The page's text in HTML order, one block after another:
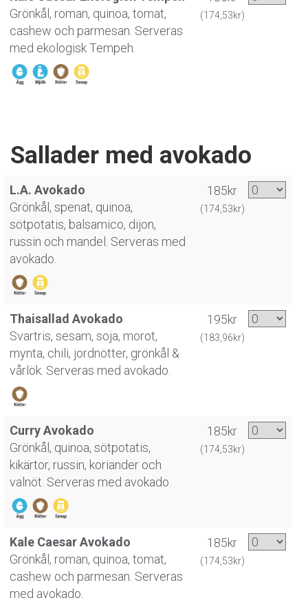
Grönkål, roman, quinoa, tomat,
cashew och parmesan. Serveras
med ekologisk Tempeh.
(174,53kr)
Sallader med avokado
L.A. Avokado
Grönkål, spenat, quinoa,
sötpotatis, balsamico, dijon,
russin och mandel. Serveras med
avokado.
185kr
(174,53kr)
Thaisallad Avokado
Svartris, sesam, soja, morot,
mynta, chili, jordnötter, grönkål &
vårlök. Serveras med avokado.
195kr
(183,96kr)
Curry Avokado
Grönkål, quinoa, sötpotatis,
kikärtor, russin, koriander och
valnöt. Serveras med avokado.
185kr
(174,53kr)
Kale Caesar Avokado
Grönkål, roman, quinoa, tomat,
cashew och parmesan. Serveras
med avokado.
185kr
(174,53kr)